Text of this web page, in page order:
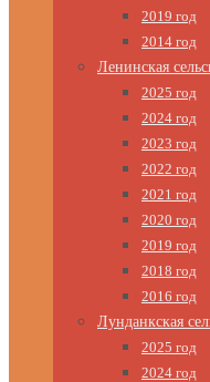
2019 год
2014 год
Ленинская
2025 год
2024 год
2023 год
2022 год
2021 год
2020 год
2019 год
2018 год
2016 год
Лунданкская
2025 год
2024 год